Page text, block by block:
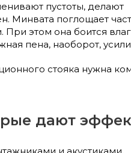
пустоты, делают
Минвата поглощает
При этом она боится
пена, наоборот,
стояка нужна
дают